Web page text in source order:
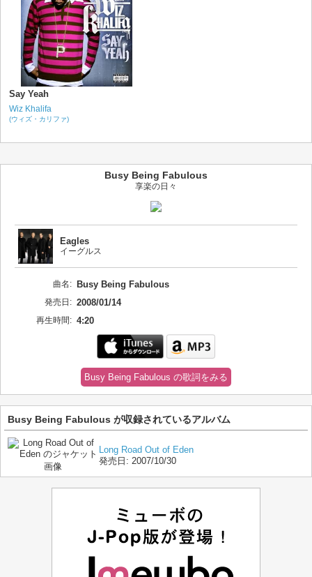
Say Yeah
Wiz Khalifa
(ウィズ・カリファ)
Busy Being Fabulous
享楽の日々
Eagles
イーグルス
曲名: Busy Being Fabulous
発売日: 2008/01/14
再生時間: 4:20
Busy Being Fabulous の歌詞をみる
Busy Being Fabulous が収録されているアルバム
Long Road Out of Eden
発売日: 2007/10/30